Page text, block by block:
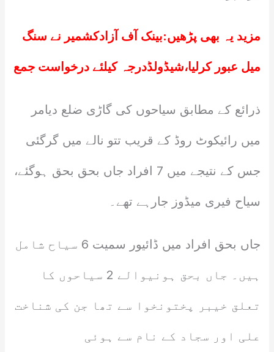
مزید یہ بھی پڑھیں:بینک آف آزادکشمیر نے سنگ
میل عبور کرلیا،شیڈولڈدرجہ کیلئے درخواست جمع
ذرائع کے مطابق سیاحوں کی گاڑی ضلع دیامر
میں رائیکوٹ روڈ کے قریب تتو نالے میں گرگئی
جس کے نتیجے میں 7 افراد جاں بحق بحق ہوگئے،
سیاح فیری میڈوز جارہے تھے۔
جاں بحق افراد میں ڈائیور سمیت 6 سیاح شامل
ہیں۔ جاں بحق ہونیوالے 2 سیاحوں کا
تعلق خیبر پختونخوا سے تھا جن کی شناخت
علی اور سجاد کے نام سے ہوئی